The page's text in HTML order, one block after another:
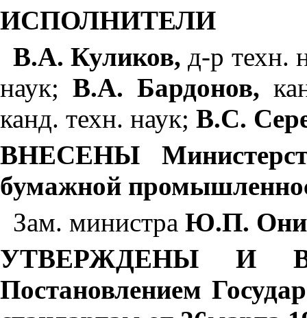
ИСПОЛНИТЕЛИ
В.А. Куликов, д-р техн.
наук; В.А. Бардонов,
канд. техн. наук; В.С.
ВНЕСЕНЫ
бумажной промыш
Зам. министра Ю.П.
УТВЕРЖДЕНЫ И
Постановлением